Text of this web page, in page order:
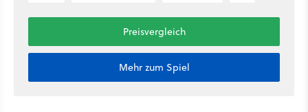
Preisvergleich
Mehr zum Spiel